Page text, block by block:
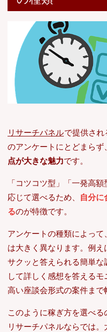
リサーチパネルで提供さ
のアンケートにとどまらず
点が大きな魅力です。
「コツコツ型」「一発高
応じて選べるため、
自分に
るのが特徴です。
アンケートの種類によっ
は大きく異なります。例
サクッと答えられる簡単
して詳しく感想を答える
高い座談会形式の案件まで
このように稼ぎ方を選べ
リサーチパネルならでは